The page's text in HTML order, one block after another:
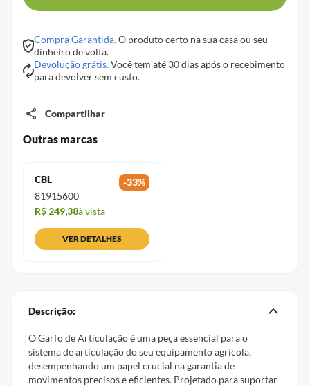
Compra Garantida.O produto certo na sua casa ou seu
dinheiro de volta.
Devolução grátis.Você tem até 30 dias após o recebimento
para devolver sem custo.
Compartilhar
Outras marcas
CBL -33%
81915600
R$ 249,38à vista
VER DETALHES
Descrição:
O Garfo de Articulação é uma peça essencial para o
sistema de articulação do seu equipamento agrícola,
desempenhando um papel crucial na garantia de
movimentos precisos e eficientes. Projetado para suportar